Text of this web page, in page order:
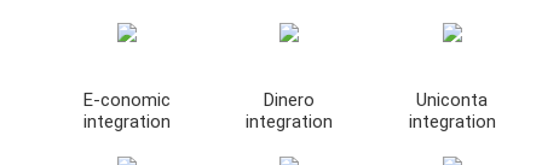
E-conomic
integration
Dinero
integration
Uniconta
integration